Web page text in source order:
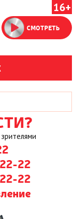
16+
СМОТРЕТЬ
22
22